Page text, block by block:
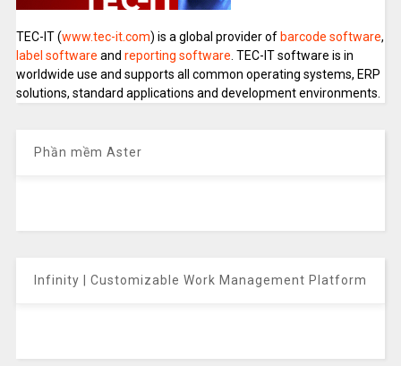
TEC-IT (www.tec-it.com) is a global provider of barcode software,
label software and reporting software . TEC-IT software is in
worldwide use and supports all common operating systems, ERP
solutions, standard applications and development environments.
Phần mềm Aster
Infinity | Customizable Work Management Platform